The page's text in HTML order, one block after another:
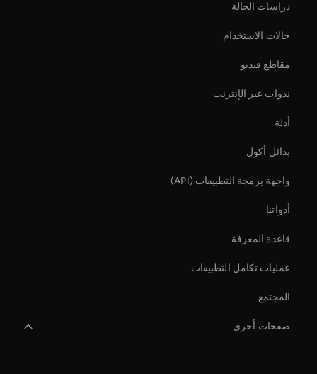
دراسات الحالة
حالات الاستخدام
مقاطع فيديو
ندوات عبر الإنترنت
أدلة
بدائل أكول
واجهة برمجة التطبيقات (API)
أدواتنا
قاعدة المعرفة
عمليات تكامل التطبيقات
المجتمع
صفحات أخرى